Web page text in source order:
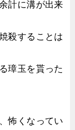
計に溝が出来
殺することは
璋玉を貰った
怖くなってい